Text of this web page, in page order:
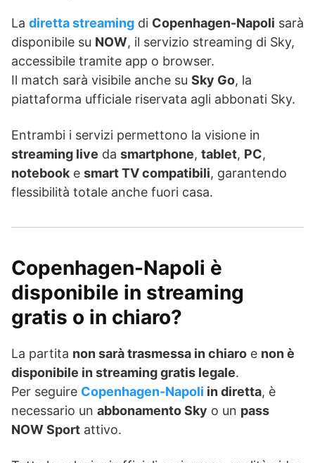
La diretta streaming di Copenhagen-Napoli sarà
disponibile su NOW, il servizio streaming di Sky,
accessibile tramite app o browser.
Il match sarà visibile anche su Sky Go, la
piattaforma ufficiale riservata agli abbonati Sky.
Entrambi i servizi permettono la visione in
streaming live da smartphone, tablet, PC,
notebooke smart TV compatibili, garantendo
flessibilità totale anche fuori casa.
Copenhagen-Napoli è
disponibile in streaming
gratis o in chiaro?
La partita non sarà trasmessa in chiaro e non è
disponibile in streaming gratis legale.
Per seguire Copenhagen-Napoli in diretta, è
necessario un abbonamento Sky o un pass
NOW Sport attivo.